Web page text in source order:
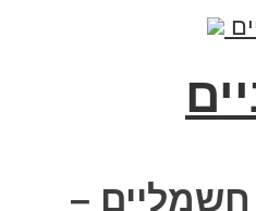
חשמליים –